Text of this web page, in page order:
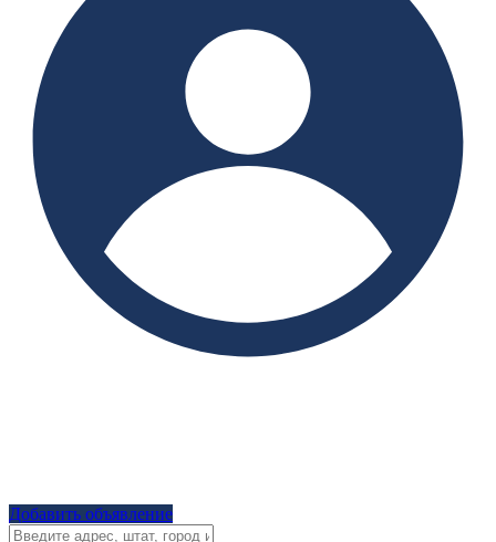
Добавить объявление